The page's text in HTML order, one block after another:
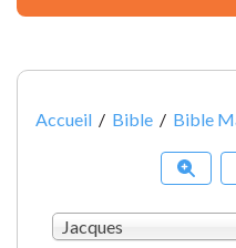
Accueil / Bible / Bible
Jacques